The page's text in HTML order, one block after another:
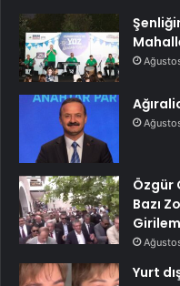
Özgür
Bazı
Yurt